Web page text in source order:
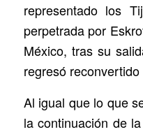
representado los
perpetrada por
México, tras su
regresó
Al igual que lo que
la continuación de